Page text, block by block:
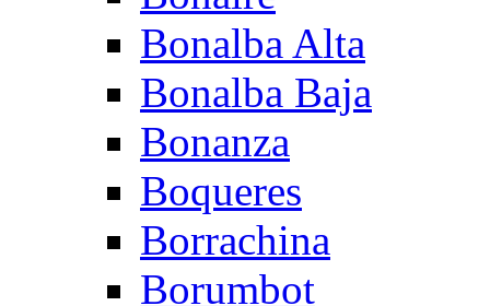
Bonalba Alta
Bonalba Baja
Bonanza
Boqueres
Borrachina
Borumbot